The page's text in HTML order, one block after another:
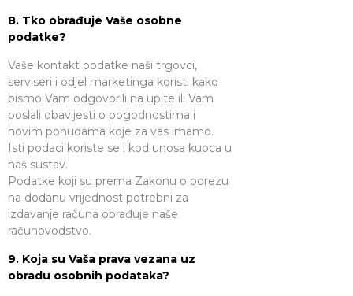
8. Tko obrađuje Vaše osobne
podatke?
Vaše kontakt podatke naši trgovci,
serviseri i odjel marketinga koristi kako
bismo Vam odgovorili na upite ili Vam
poslali obavijesti o pogodnostima i
novim ponudama koje za vas imamo.
Isti podaci koriste se i kod unosa kupca u
naš sustav.
Podatke koji su prema Zakonu o porezu
na dodanu vrijednost potrebni za
izdavanje računa obrađuje naše
računovodstvo.
9. Koja su Vaša prava vezana uz
obradu osobnih podataka?